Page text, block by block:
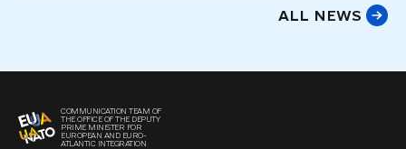
ALL NEWS
COMMUNICATION TEAM OF
THE OFFICE OF THE DEPUTY
PRIME MINISTER FOR
EUROPEAN AND EURO-
ATLANTIC INTEGRATION